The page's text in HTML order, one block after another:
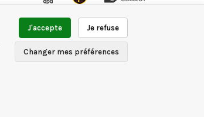
NOS MODES DE PAIEMENT
J'accepte Je refuse
Changer mes préférences